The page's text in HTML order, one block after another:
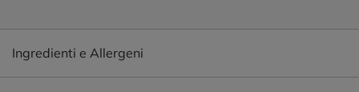
Ingredienti e Allergeni